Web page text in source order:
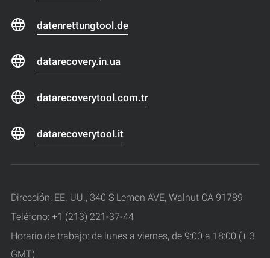
datenrettungtool.de
datarecovery.in.ua
datarecoverytool.com.tr
datarecoverytool.it
Dirección: EE. UU., 340 S Lemon AVE, Walnut CA 91789
Teléfono: +1 (213) 221-37-44
Horario de trabajo: de lunes a viernes, de 9:00 a 18:00 (+ 3
GMT)